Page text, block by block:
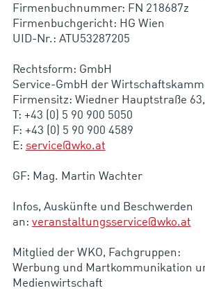
Firmenbuchnummer: FN 218687z
Firmenbuchgericht: HG Wien
UID-Nr.: ATU53287205
Rechtsform: GmbH
Service-GmbH der
Firmensitz: Wiedner Hauptstraße
T: +43 (0) 5 90 900 5050
F: +43 (0) 5 90 900 4589
E: service@wko.at
GF: Mag. Martin Wachter
Infos, Auskünfte und Beschwerden
an: veranstaltungsservice@wko.at
Mitglied der WKO, Fachgruppen:
Werbung und Martkommunikation
Medienwirtschaft